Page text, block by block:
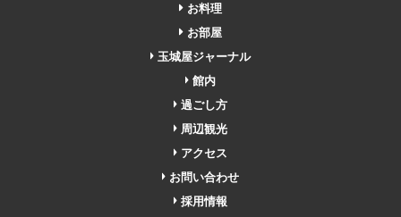
お料理
お部屋
玉城屋ジャーナル
館内
過ごし方
周辺観光
アクセス
お問い合わせ
採用情報